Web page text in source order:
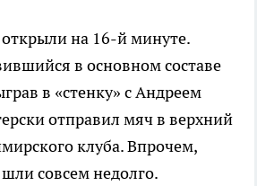
на 16-йминуте.
в основном составе
в «стенку» с Андреем
отправил мяч в верхний
клуба. Впрочем,
совсем недолго.